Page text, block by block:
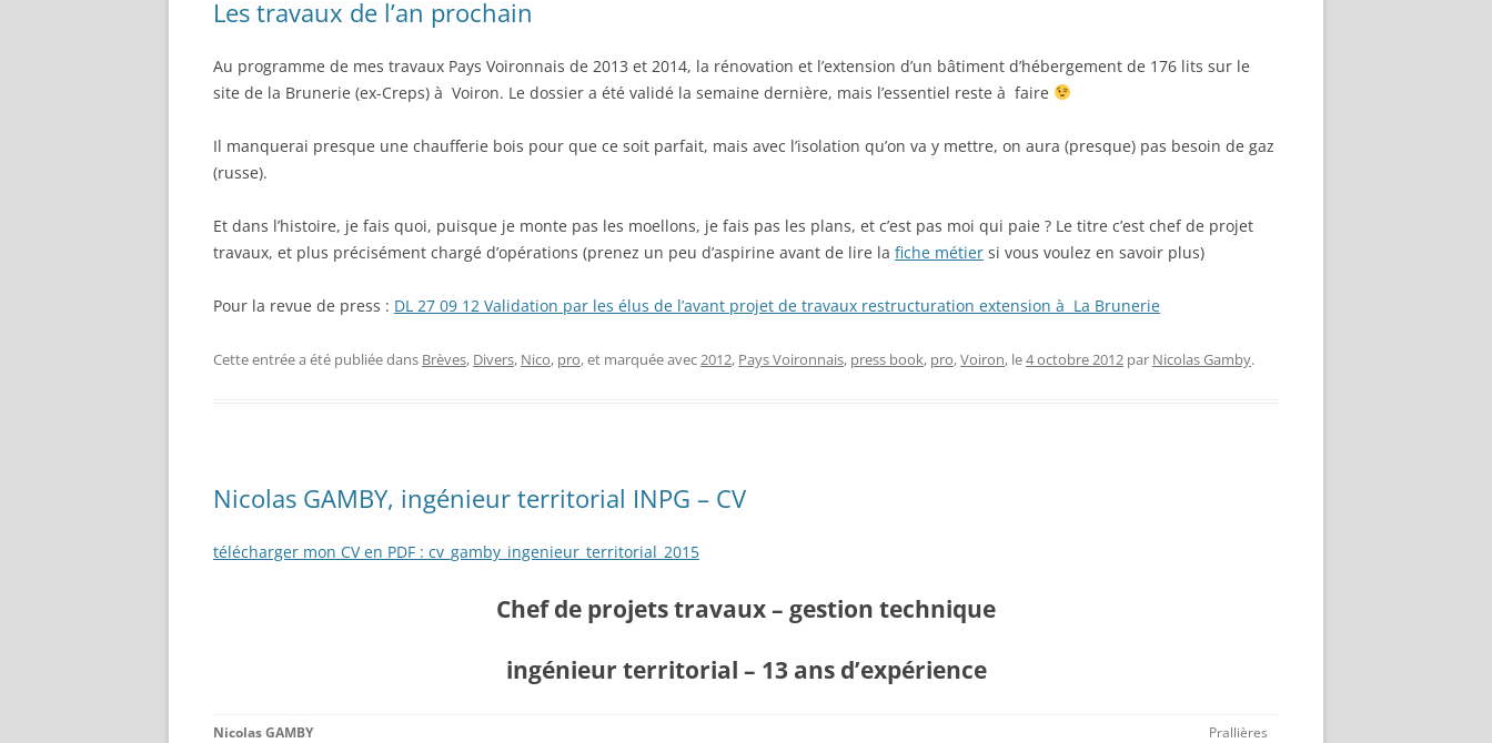
Les travaux de l’an prochain
Au programme de mes travaux Pays Voironnais de 2013 et 2014, la rénovation et l’extension d’un bâtiment d’hébergement de 176 lits sur le
site de la Brunerie (ex-Creps) à Voiron. Le dossier a été validé la semaine dernière, mais l’essentiel reste à faire
Il manquerai presque une chaufferie bois pour que ce soit parfait, mais avec l’isolation qu’on va y mettre, on aura (presque) pas besoin de gaz
(russe).
Et dans l’histoire, je fais quoi, puisque je monte pas les moellons, je fais pas les plans, et c’est pas moi qui paie ? Le titre c’est chef de projet
travaux, et plus précisément chargé d’opérations (prenez un peu d’aspirine avant de lire la fiche métier si vous voulez en savoir plus)
Pour la revue de press : DL 27 09 12 Validation par les élus de l’avant projet de travaux restructuration extension à La Brunerie
Cette entrée a été publiée dans Brèves, Divers, Nico, pro, et marquée avec2012, Pays Voironnais, press book, pro,Voiron, le4 octobre 2012 par Nicolas Gamby.
Nicolas GAMBY, ingénieur territorial INPG – CV
télécharger mon CV en PDF : cv_gamby_ingenieur_territorial_2015
Chef de projets travaux – gestion technique
ingénieur territorial – 13 ans d’expérience
Nicolas GAMBY
Prallières